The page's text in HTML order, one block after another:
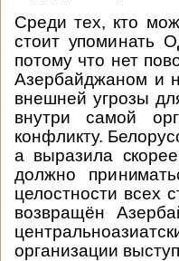
Среди тех, кто
стоит упоминать
потому что нет
Азербайджаном и
внешней угрозы
внутри самой
конфликту.
а выразила
должно
целостности всех
возвращён
организации